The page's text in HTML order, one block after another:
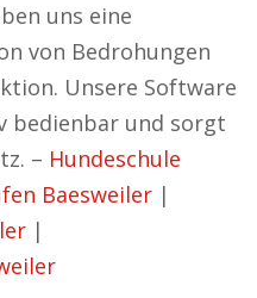
uns eine
von Bedrohungen
Unsere Software
bedienbar und sorgt
– Hundeschule
Baesweiler |
|